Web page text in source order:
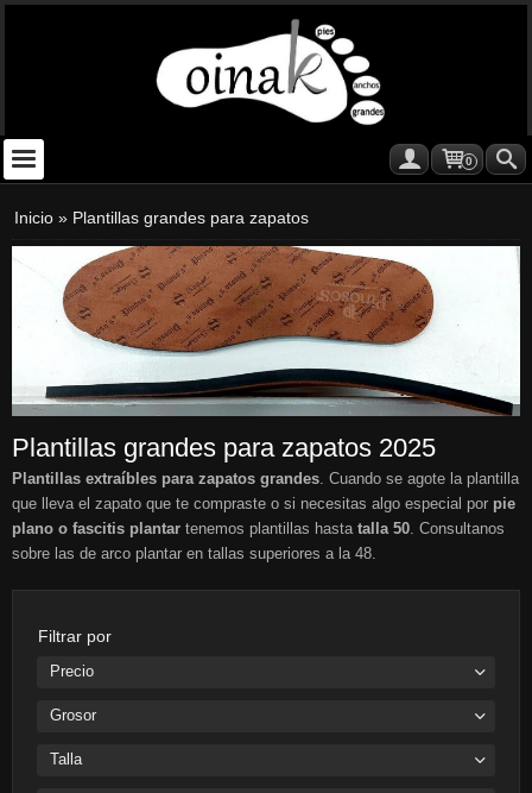
0
Inicio » Plantillas grandes para zapatos
Plantillas grandes para zapatos 2025
Plantillas extraíbles para zapatos grandes . Cuando se agote la plantilla
que lleva el zapato que te compraste o si necesitas algo especial por pie
plano o fascitis plantar tenemos plantillas hasta talla 50 . Consultanos
sobre las de arco plantar en tallas superiores a la 48.
Filtrar por
Precio
Grosor
Talla